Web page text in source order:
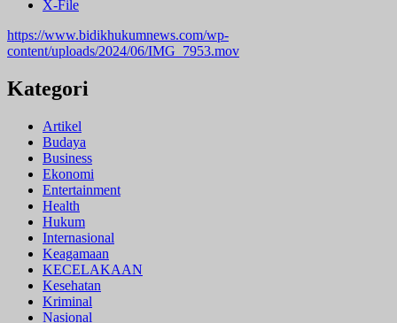
X-File
https://www.bidikhukumnews.com/wp-
content/uploads/2024/06/IMG_7953.mov
Kategori
Artikel
Budaya
Business
Ekonomi
Entertainment
Health
Hukum
Internasional
Keagamaan
KECELAKAAN
Kesehatan
Kriminal
Nasional